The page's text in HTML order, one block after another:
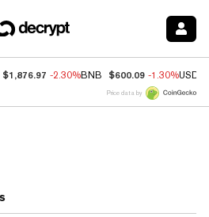
$1,876.97 -2.30%BNB $600.09 -1.30%USDC
Price data by